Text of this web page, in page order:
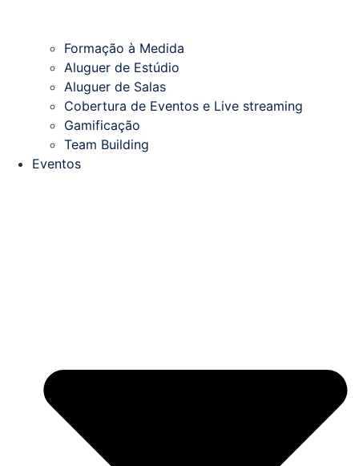
Formação à Medida
Aluguer de Estúdio
Aluguer de Salas
Cobertura de Eventos e Live streaming
Gamificação
Team Building
Eventos